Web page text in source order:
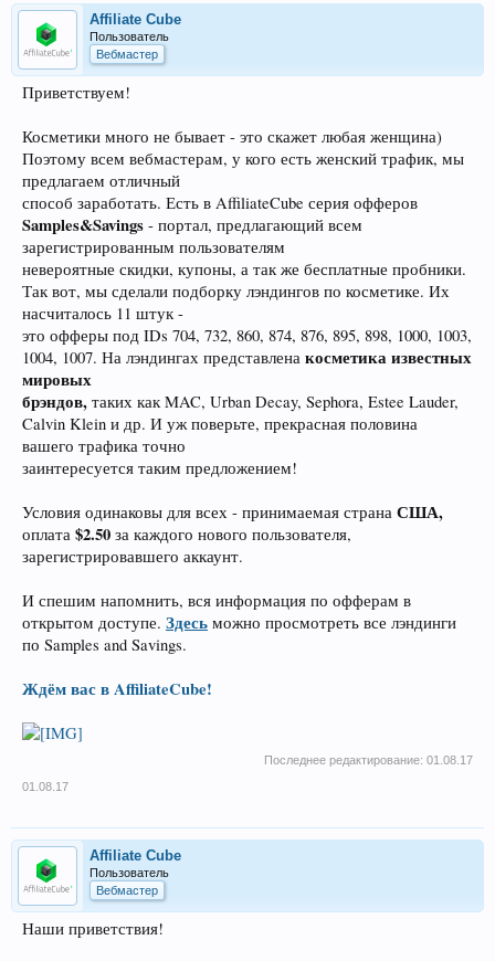
Affiliate Cube
Пользователь
Вебмастер
Приветствуем!
Косметики много не бывает - это скажет любая женщина)
Поэтому всем вебмастерам, у кого есть женский трафик, мы
предлагаем отличный
способ заработать. Есть в AffiliateCube серия офферов
Samples&Savings - портал, предлагающий всем
зарегистрированным пользователям
невероятные скидки, купоны, а так же бесплатные пробники.
Так вот, мы сделали подборку лэндингов по косметике. Их
насчиталось 11 штук -
это офферы под IDs 704, 732, 860, 874, 876, 895, 898, 1000, 1003,
1004, 1007. На лэндингах представлена косметика известных
мировых
брэндов, таких как MAC, Urban Decay, Sephora, Estee Lauder,
Calvin Klein и др. И уж поверьте, прекрасная половина
вашего трафика точно
заинтересуется таким предложением!
Условия одинаковы для всех - принимаемая страна США,
оплата $2.50 за каждого нового пользователя,
зарегистрировавшего аккаунт.
И спешим напомнить, вся информация по офферам в
открытом доступе. Здесь можно просмотреть все лэндинги
по Samples and Savings.
Ждём вас в AffiliateCube!
Последнее редактирование: 01.08.17
01.08.17
Affiliate Cube
Пользователь
Вебмастер
Наши приветствия!